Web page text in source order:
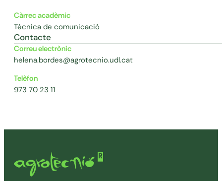
Càrrec acadèmic
Tècnica de comunicació
Contacte
Correu electrònic
helena.bordes@agrotecnio.udl.cat
Telèfon
973 70 23 11